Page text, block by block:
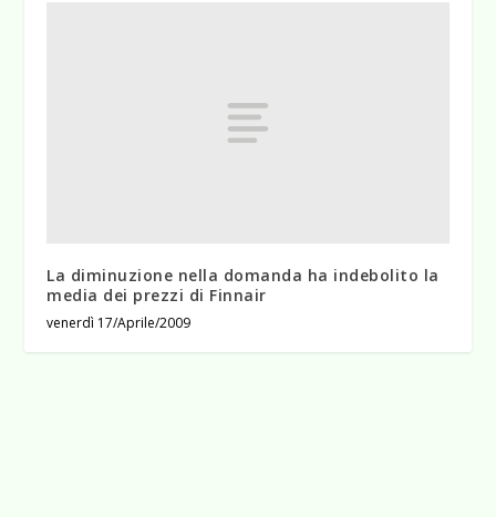
La diminuzione nella domanda ha indebolito la
media dei prezzi di Finnair
venerdì 17/Aprile/2009